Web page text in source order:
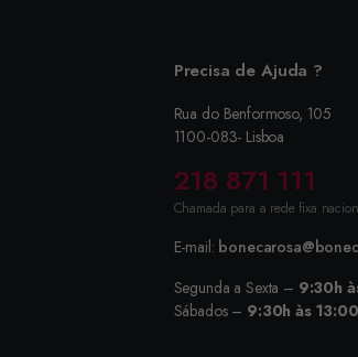
Precisa de Ajuda ?
Rua do Benformoso, 105
1100-083- Lisboa
218 871 111
Chamada para a rede fixa
E-mail:
Segunda a Sexta – 9:30h
Sábados – 9:30h às